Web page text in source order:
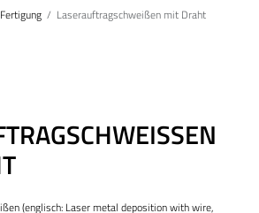
Laserauftragschweißen mit Draht
M
(englisch: Laser metal deposition with wire,